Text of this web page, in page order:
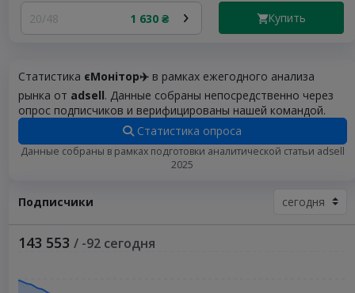
20/48 1 630 ₴ Купить
Статистика єМонітор✈️в рамках ежегодного анализа
рынка от adsell. Данные собраны непосредственно через
опрос подписчиков и верифицированы нашей командой.
Статистика опроса
Данные собраны в рамках подготовки аналитической статьи adsell
2025
Подписчики
143 553 / -92 сегодня